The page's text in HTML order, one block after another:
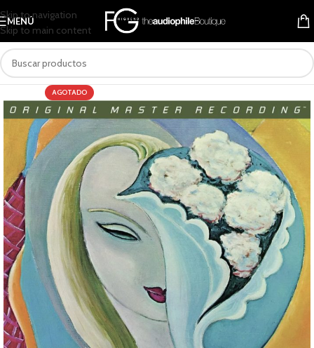
Skip to navigation
Skip to main content
MENÚ
AGOTADO